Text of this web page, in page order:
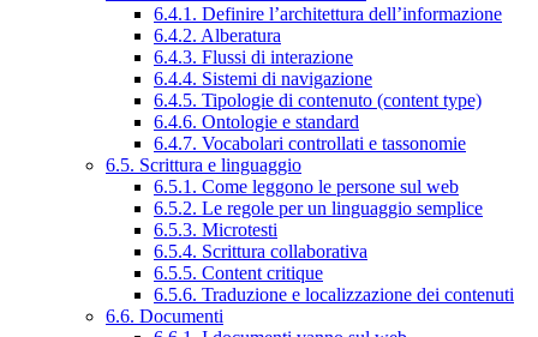
6.4.1. Definire l’architettura dell’informazione
6.4.2. Alberatura
6.4.3. Flussi di interazione
6.4.4. Sistemi di navigazione
6.4.5. Tipologie di contenuto (content type)
6.4.6. Ontologie e standard
6.4.7. Vocabolari controllati e tassonomie
6.5. Scrittura e linguaggio
6.5.1. Come leggono le persone sul web
6.5.2. Le regole per un linguaggio semplice
6.5.3. Microtesti
6.5.4. Scrittura collaborativa
6.5.5. Content critique
6.5.6. Traduzione e localizzazione dei contenuti
6.6. Documenti